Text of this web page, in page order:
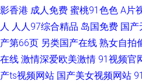
影香港 成人免费 蜜桃91色色 A片
人 人人97综合精品 岛国免费 国产
产第66页 另类国产在线 熟女自拍
在线 激情深爱欧美激情 91视频官
产ts视频网站 国产美女视频网站